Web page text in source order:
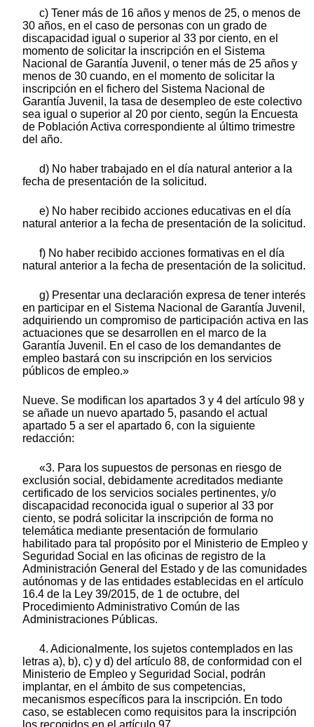
c) Tener más de 16 años y menos de 25, o menos de
30 años, en el caso de personas con un grado de
discapacidad igual o superior al 33 por ciento, en el
momento de solicitar la inscripción en el Sistema
Nacional de Garantía Juvenil, o tener más de 25 años y
menos de 30 cuando, en el momento de solicitar la
inscripción en el fichero del Sistema Nacional de
Garantía Juvenil, la tasa de desempleo de este colectivo
sea igual o superior al 20 por ciento, según la Encuesta
de Población Activa correspondiente al último trimestre
del año.
d) No haber trabajado en el día natural anterior a la
fecha de presentación de la solicitud.
e) No haber recibido acciones educativas en el día
natural anterior a la fecha de presentación de la solicitud.
f) No haber recibido acciones formativas en el día
natural anterior a la fecha de presentación de la solicitud.
g) Presentar una declaración expresa de tener interés
en participar en el Sistema Nacional de Garantía Juvenil,
adquiriendo un compromiso de participación activa en las
actuaciones que se desarrollen en el marco de la
Garantía Juvenil. En el caso de los demandantes de
empleo bastará con su inscripción en los servicios
públicos de empleo.»
Nueve. Se modifican los apartados 3 y 4 del artículo 98 y
se añade un nuevo apartado 5, pasando el actual
apartado 5 a ser el apartado 6, con la siguiente
redacción:
«3. Para los supuestos de personas en riesgo de
exclusión social, debidamente acreditados mediante
certificado de los servicios sociales pertinentes, y/o
discapacidad reconocida igual o superior al 33 por
ciento, se podrá solicitar la inscripción de forma no
telemática mediante presentación de formulario
habilitado para tal propósito por el Ministerio de Empleo y
Seguridad Social en las oficinas de registro de la
Administración General del Estado y de las comunidades
autónomas y de las entidades establecidas en el artículo
16.4 de la Ley 39/2015, de 1 de octubre, del
Procedimiento Administrativo Común de las
Administraciones Públicas.
4. Adicionalmente, los sujetos contemplados en las
letras a), b), c) y d) del artículo 88, de conformidad con el
Ministerio de Empleo y Seguridad Social, podrán
implantar, en el ámbito de sus competencias,
mecanismos específicos para la inscripción. En todo
caso, se establecen como requisitos para la inscripción
los recogidos en el artículo 97.